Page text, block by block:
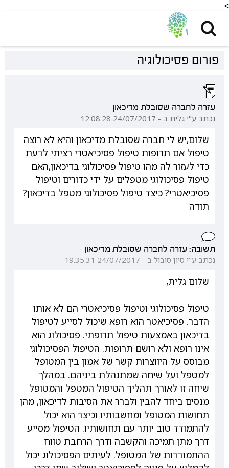
<
פורום פסיכולוגיה
עזרה לחברה שסובלת מדיכאון
נכתב ע"י גלית ב - 24/07/2017 12:08:28
שלום,יש לי חברה שסובלת מדיכאון והיא לא רוצה
טיפול אם תרופות טיפול פסיכיאטרי רציתי לדעת
כדי לעזור לה מהו טיפול פסיכולוגי בדיכאון,האם
טיפול פסיכולוגי מטפלים על ידי כדורים וטיפול
פסיכיאטרי? כיצד טיפול פסיכולוגי מטפל בדיכאון?
תודה
תשובה: עזרה לחברה שסובלת מדיכאון
נכתב ע"י סיון סובול ב - 24/07/2017 19:35:31
שלום גלית,
טיפול פסיכולוגי וטיפול פסיכיאטרי הם לא אותו
הדבר. פסיכיאטר הוא רופא שיכול לסייע לטיפול
בדיכאון באמצעות טיפול תרופתי. פסיכולוג הוא
אינו רופא ולא רושם תרופות. הטיפול הפסיכולוגי
מבוסס על היווצרות קשר של אמון בין המטופל
למטפל ועל שיחה שמתנהלת ביניהם. במהלך
שיחה זו לאורך תהליך הטיפול המטפל והמטופל
מנסים ביחד להבין ולברר את הסיבות לדיכאון, מהן
תחושות המטופל ומחשבותיו וכיצד הוא יכול
להתמודד טוב יותר עם תחושותיו. הטיפול מסייע
דרך מתן תמיכה והקשבה ודרך הרחבת טווח
ההתמודדות של המטופל. לעיתים הפסיכולוג יכול